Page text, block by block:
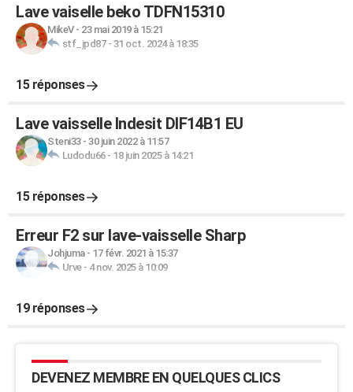
Lave vaiselle beko TDFN15310
MikeV- 23 mai 2019 à 15:21
stf_jpd87- 31 oct. 2024 à 18:35
15 réponses
Lave vaisselle Indesit DIF14B1 EU
Steni33- 30 juin 2022 à 11:57
Ludodu66- 18 juin 2025 à 14:21
15 réponses
Erreur F2 sur lave-vaisselle Sharp
Johjuma- 17 févr. 2021 à 15:37
Urve- 4 nov. 2025 à 10:09
19 réponses
DEVENEZ MEMBRE EN QUELQUES CLICS